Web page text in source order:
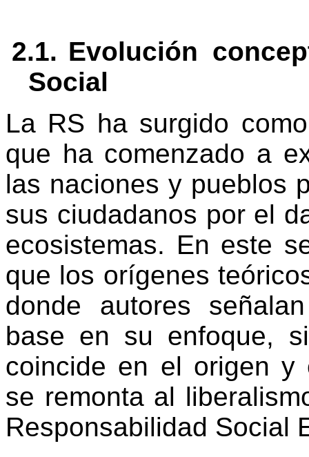
2.1. Evolución
Social
La RS ha surgido
que ha comenzado a
las naciones y pueblos
sus ciudadanos por el
ecosistemas. En este
que los orígenes
donde autores
base en su enfoque,
coincide en el origen y
se remonta al
Responsabilidad Social